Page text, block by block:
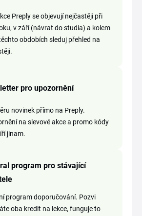
Preply se objevují nejčastěji při
v září (návrat do studia) a kolem
obdobích sleduj přehled na
pro upozornění
novinek přímo na Preply.
na slevové akce a promo kódy
jinam.
program pro stávající
program doporučování. Pozvi
oba kredit na lekce, funguje to